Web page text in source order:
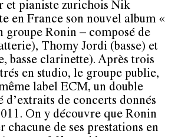
et pianiste zurichois Nik
en France son nouvel album «
groupe Ronin – composé de
Thomy Jordi (basse) et
basse clarinette). Après trois
en studio, le groupe publie,
label ECM, un double
d’extraits de concerts donnés
On y découvre que Ronin
chacune de ses prestations en